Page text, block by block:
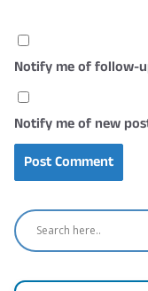
Notify me of follow-
Notify me of new